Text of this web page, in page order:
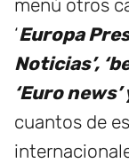
menú otros
‘Europa
Noticias’,
‘Euro news’
cuantos de